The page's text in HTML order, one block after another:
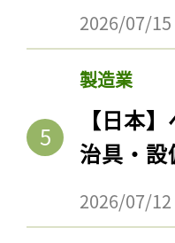
2026/07/15
製造業
【日本
治具・
2026/07/12